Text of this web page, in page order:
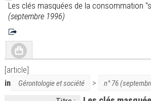
Les clés masquées de la consommation
(septembre 1996)
[article]
in
Gérontologie et société > n° 76